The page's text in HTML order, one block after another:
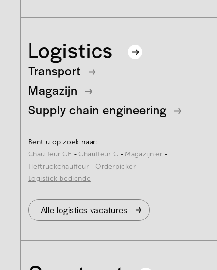
Logistics
Transport
Magazijn
Supply chain engineering
Bent u op zoek naar:
Chauffeur CE
Chauffeur C
Magazijnier
Heftruckchauffeur
Orderpicker
Logistiek bediende
Alle logistics vacatures